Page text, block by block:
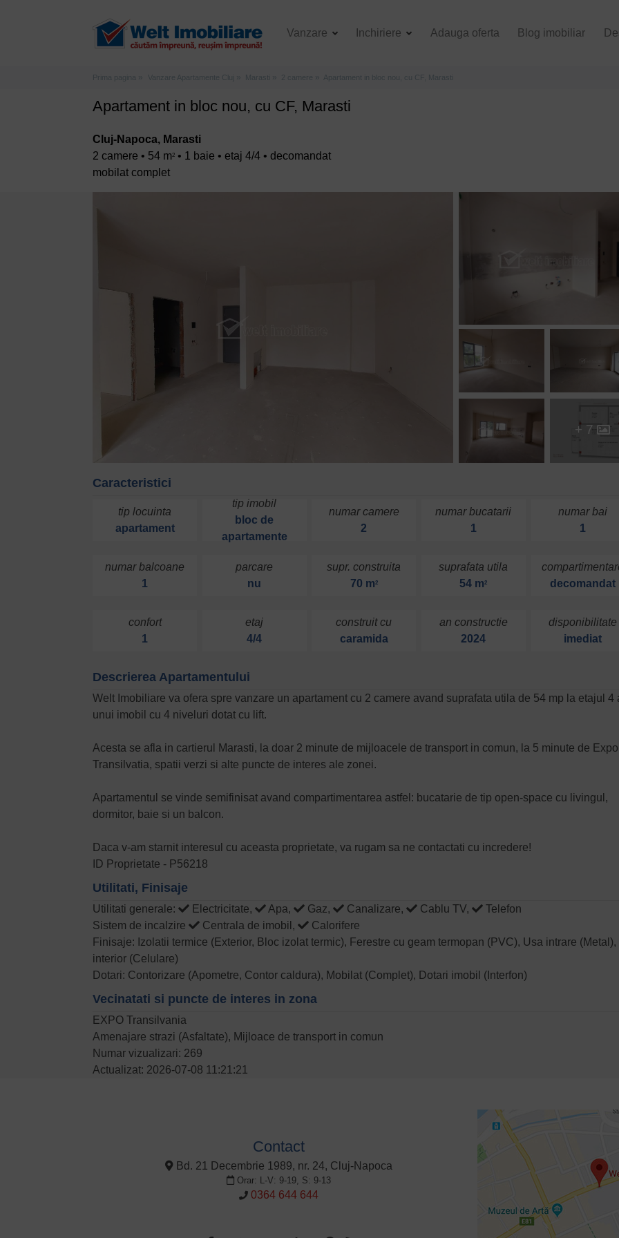
Vanzare Inchiriere Adauga oferta Blog imobiliar
Prima pagina Vanzare Apartamente Cluj Marasti 2 camere Apartament in bloc nou, cu CF, Marasti
Apartament in bloc nou, cu CF, Marasti
Cluj-Napoca, Marasti
2 camere • 54 m2 • 1 baie • etaj 4/4 • decomandat
mobilat complet
+ 7
Caracteristici
tip locuinta
apartament
tip imobil
bloc de
apartamente
numar camere
2
numar bucatarii
1
numar bai
1
numar balcoane
1
parcare
nu
supr. construita
70 m2
suprafata utila
54 m2
decomandat
confort
1
etaj
4/4
construit cu
caramida
an constructie
2024
disponibilitate
imediat
Descrierea Apartamentului
Welt Imobiliare va ofera spre vanzare un apartament cu 2 camere avand suprafata utila de 54 mp la etajul 4
unui imobil cu 4 niveluri dotat cu lift.
Acesta se afla in cartierul Marasti, la doar 2 minute de mijloacele de transport in comun, la 5 minute de Expo
Transilvatia, spatii verzi si alte puncte de interes ale zonei.
Apartamentul se vinde semifinisat avand compartimentarea astfel: bucatarie de tip open-space cu livingul,
dormitor, baie si un balcon.
Daca v-am starnit interesul cu aceasta proprietate, va rugam sa ne contactati cu incredere!
ID Proprietate - P56218
Utilitati, Finisaje
Utilitati generale: Electricitate, Apa, Gaz, Canalizare, Cablu TV,
Telefon
Sistem de incalzire
Centrala de imobil,
Calorifere
Finisaje: Izolatii termice (Exterior, Bloc izolat termic), Ferestre cu geam termopan (PVC), Usa intrare
interior (Celulare)
Dotari: Contorizare (Apometre, Contor caldura), Mobilat (Complet), Dotari imobil (Interfon)
Vecinatati si puncte de interes in zona
EXPO Transilvania
Amenajare strazi (Asfaltate), Mijloace de transport in comun
Numar vizualizari: 269
Actualizat: 2026-07-08 11:21:21
Contact
Bd. 21 Decembrie 1989, nr. 24, Cluj-Napoca
Orar: L-V: 9-19, S: 9-13
0364 644 644